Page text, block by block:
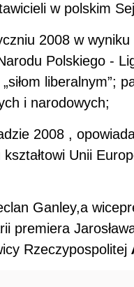
w polskim
2008 w
Polskiego -
liberalnym”;
i narodowych;
2008 ,
Unii
Ganley,a
premiera
Rzeczypospolitej